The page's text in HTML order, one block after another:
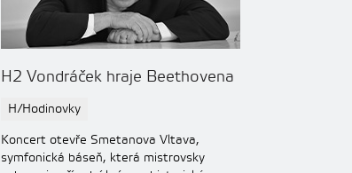
H2 Vondráček hraje Beethovena
H/Hodinovky
Koncert otevře Smetanova Vltava,
symfonická báseň, která mistrovsky